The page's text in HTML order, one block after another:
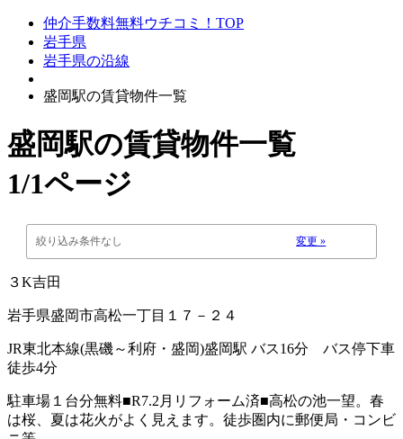
仲介手数料無料ウチコミ！TOP
岩手県
岩手県の沿線
盛岡駅の賃貸物件一覧
盛岡駅の賃貸物件一覧
1/1ページ
絞り込み条件なし 変更 »
３K吉田
岩手県盛岡市高松一丁目１７－２４
JR東北本線(黒磯～利府・盛岡)盛岡駅 バス16分 バス停下車
徒歩4分
駐車場１台分無料■R7.2月リフォーム済■高松の池一望。春
は桜、夏は花火がよく見えます。徒歩圏内に郵便局・コンビ